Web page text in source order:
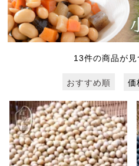
13件の商品が
おすすめ順 価